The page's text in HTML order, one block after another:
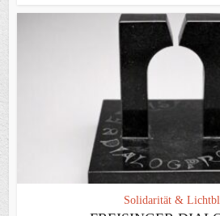
Solidarität &